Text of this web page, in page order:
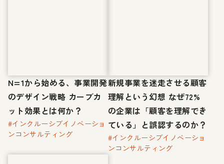
N=1から始める、事業開発
のデザイン戦略 カーブカ
ット効果とは何か？
#インクルーシブイノベーショ
ンコンサルティング
新規事業を迷走させる顧客
理解という幻想 なぜ72%
の企業は「顧客を理解でき
ている」と誤認するのか？
#インクルーシブイノベーショ
ンコンサルティング